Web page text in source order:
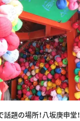
題の場所！八坂庚申堂！